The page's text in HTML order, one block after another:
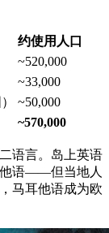
约使用人口
~520,000
~33,000
~50,000
~570,000
语言。岛上英语
他语——但当地人
马耳他语成为欧